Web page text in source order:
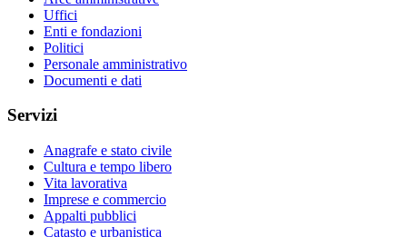
Uffici
Enti e fondazioni
Politici
Personale amministrativo
Documenti e dati
Servizi
Anagrafe e stato civile
Cultura e tempo libero
Vita lavorativa
Imprese e commercio
Appalti pubblici
Catasto e urbanistica